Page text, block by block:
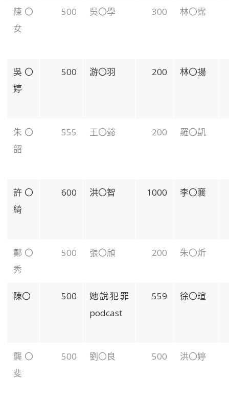
陳〇
女
500 吳〇學 300 林〇霈
吳〇
婷
500 游〇羽 200 林〇揚
朱〇
韶
555 王〇懿 200 羅〇凱
許〇
綺
600 洪〇智 1000 李〇襄
鄭〇
秀
500 張〇頎 200 朱〇炘
陳〇 500
她說犯罪
podcast
559 徐〇瑄
龔〇
斐
500 劉〇良 500 洪〇婷